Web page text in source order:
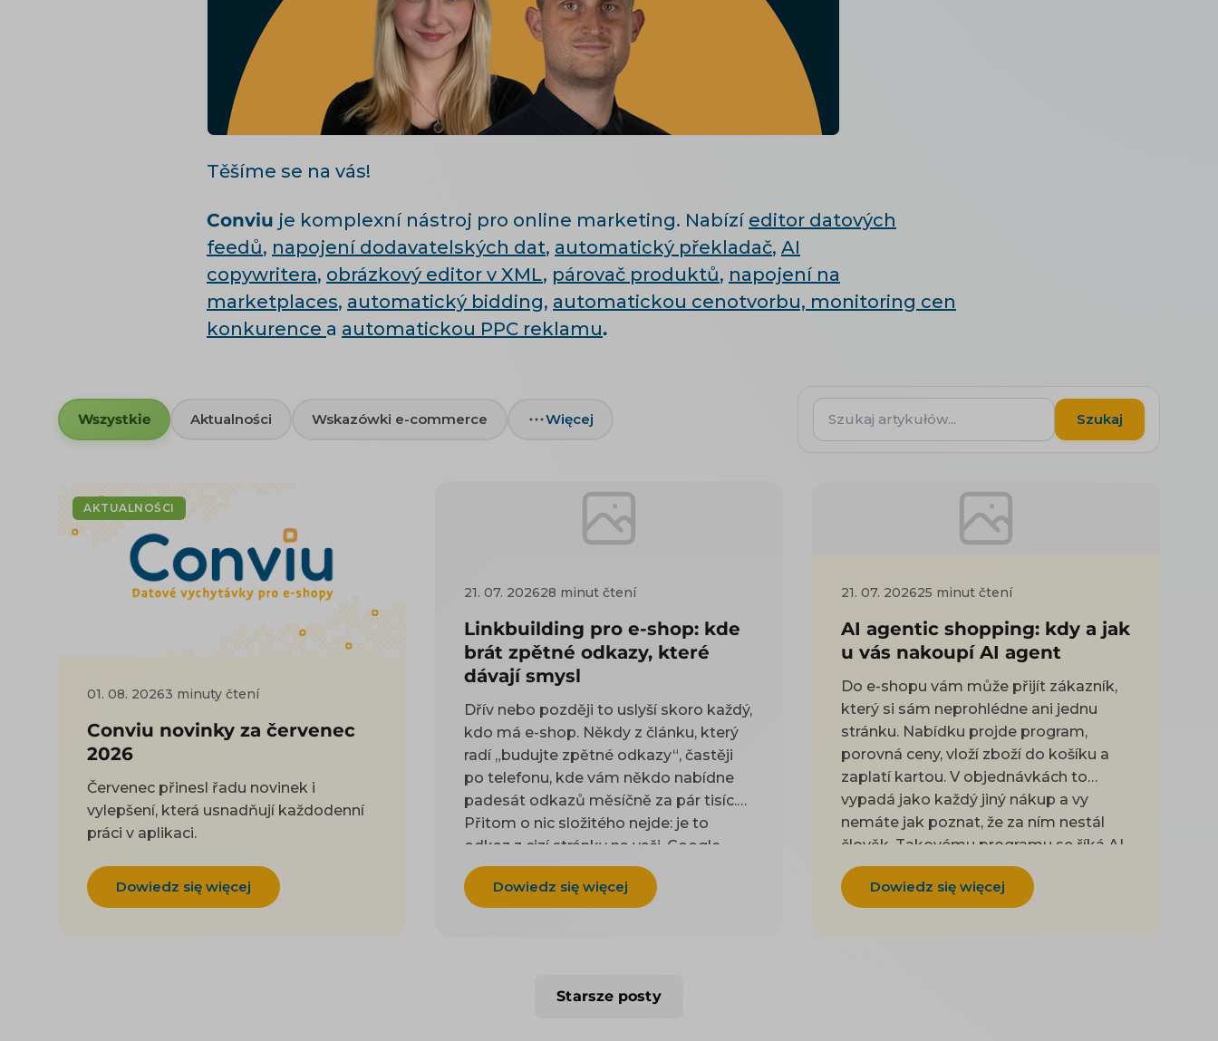
Těšíme se na vás!
Conviu je komplexní nástroj pro online marketing. Nabízí editor datových
feedů, napojení dodavatelských dat, automatický překladač, AI
copywritera, obrázkový editor v XML, párovač produktů, napojení na
marketplaces, automatický bidding, automatickou cenotvorbu, monitoring cen
konkurence a automatickou PPC reklamu.
Wszystkie Aktualności Wskazówki e-commerce Więcej
Szukaj
artykułów...
Szukaj
AKTUALNOŚCI
01. 08. 20263 minuty čtení
Conviu novinky za červenec
2026
Červenec přinesl řadu novinek i
vylepšení, která usnadňují každodenní
práci v aplikaci.
Dowiedz się więcej
21. 07. 202628 minut čtení
Linkbuilding pro e-shop: kde
brát zpětné odkazy, které
dávají smysl
Dřív nebo později to uslyší skoro každý,
kdo má e-shop. Někdy z článku, který
radí „budujte zpětné odkazy“, častěji
po telefonu, kde vám někdo nabídne
padesát odkazů měsíčně za pár tisíc.
Přitom o nic složitého nejde: je to
odkaz z cizí stránky na vaši. Google
takové odkazy odjakživa bere jako
doporučení — čím víc důvěryhodných
webů na vás ukazuje, tím spíš vám
dva druhy rad a ani jeden vám
Dowiedz się więcej
21. 07. 202625 minut čtení
AI agentic shopping: kdy a jak
u vás nakoupí AI agent
Do e-shopu vám může přijít zákazník,
který si sám neprohlédne ani jednu
stránku. Nabídku projde program,
porovná ceny, vloží zboží do košíku a
zaplatí kartou. V objednávkách to
vypadá jako každý jiný nákup a vy
nemáte jak poznat, že za ním nestál
člověk. Takovému programu se říká AI
agent. Řeknete mu, co potřebujete
koupit, a on to obstará za vás.
Podobně jako když pošlete někoho z
Dowiedz się więcej
Starsze posty